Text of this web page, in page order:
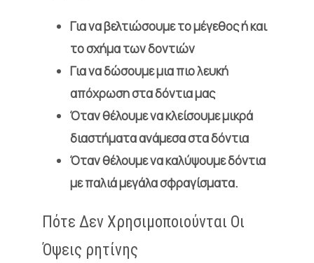
Για να βελτιώσουμε το μέγεθος ή και
το σχήμα των δοντιών
Για να δώσουμε μια πιο λευκή
απόχρωση στα δόντια μας
Όταν θέλουμε να κλείσουμε μικρά
διαστήματα ανάμεσα στα δόντια
Όταν θέλουμε να καλύψουμε δόντια
με παλιά μεγάλα σφραγίσματα.
Πότε Δεν Χρησιμοποιούνται Οι
Όψεις ρητίνης